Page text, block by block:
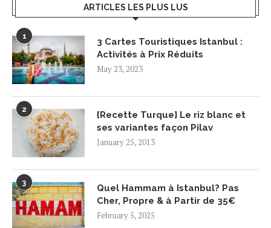
ARTICLES LES PLUS LUS
1
3 Cartes Touristiques Istanbul :
Activités à Prix Réduits
May 23, 2023
2
{Recette Turque} Le riz blanc et
ses variantes façon Pilav
January 25, 2013
3
Quel Hammam à Istanbul? Pas
Cher, Propre & à Partir de 35€
February 5, 2025